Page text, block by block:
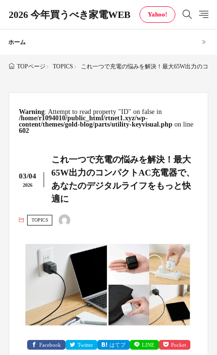
2026 今年買うべき家電WEB Yahoo!
ホーム
TOPページ TOPICS これ一つで充電の悩みを解決！最大65W出力のコ
Warning: Attempt to read property "ID" on false in
/home/r1094010/public_html/rtnet1.xyz/wp-
content/themes/gold-blog/parts/utility-keyvisual.phpon line
602
03/04
2026
これ一つで充電の悩みを解決！最大
65W出力のコンパクトAC充電器で、
あなたのデジタルライフをもっと快
適に
TOPICS
Facebook Twitter はてブ LINE Pocket